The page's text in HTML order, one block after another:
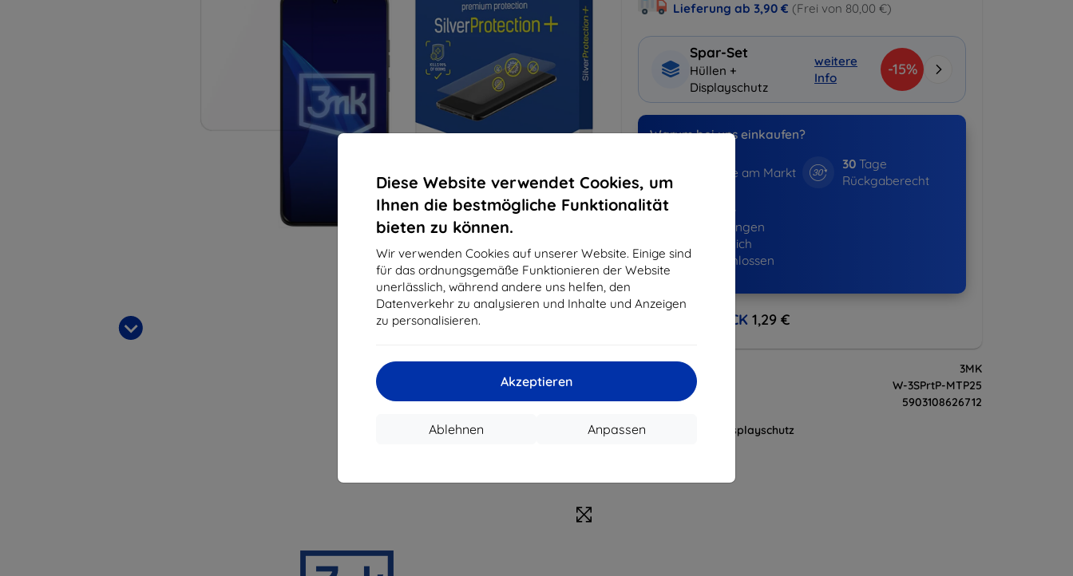
Diese Website verwendet Cookies, um
Ihnen die bestmögliche Funktionalität
bieten zu können.
Wir verwenden Cookies auf unserer Website. Einige sind
für das ordnungsgemäße Funktionieren der Website
unerlässlich, während andere uns helfen, den
Datenverkehr zu analysieren und Inhalte und Anzeigen
zu personalisieren.
Akzeptieren
Anpassen
Ablehnen
Lieferung ab 3,90 € (Frei von 80,00 €)
Spar-Set
Hüllen +
Displayschutz
weitere
Info
-15%
Warum bei uns einkaufen?
Jahre am Markt
30Tage
Rückgaberecht
819643+
Bestellungen
erfolgreich
abgeschlossen
CASHBACK 1,29 €
3MK
Produktnummer
W-3SPrtP-MTP25
EAN
5903108626712
Schutzfolien
Displayschutz